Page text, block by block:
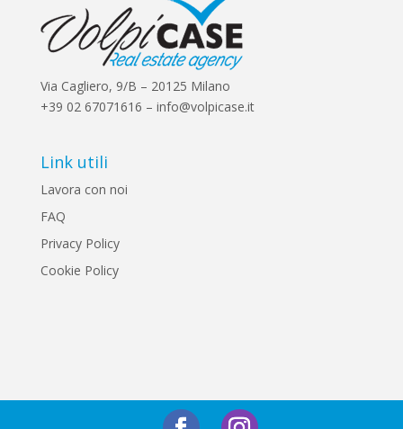
Via Cagliero, 9/B – 20125 Milano
+39 02 67071616 – info@volpicase.it
Link utili
Lavora con noi
FAQ
Privacy Policy
Cookie Policy